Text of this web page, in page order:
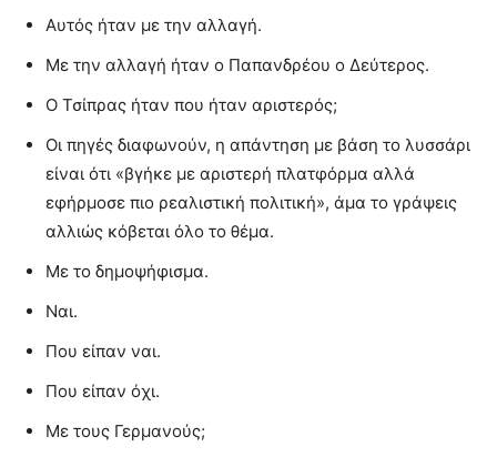
Αυτός ήταν με την αλλαγή.
Με την αλλαγή ήταν ο Παπανδρέου ο Δεύτερος.
Ο Τσίπρας ήταν που ήταν αριστερός;
Οι πηγές διαφωνούν, η απάντηση με βάση το λυσσάρι
είναι ότι «βγήκε με αριστερή πλατφόρμα αλλά
εφήρμοσε πιο ρεαλιστική πολιτική», άμα το γράψεις
αλλιώς κόβεται όλο το θέμα.
Με το δημοψήφισμα.
Ναι.
Που είπαν ναι.
Που είπαν όχι.
Με τους Γερμανούς;